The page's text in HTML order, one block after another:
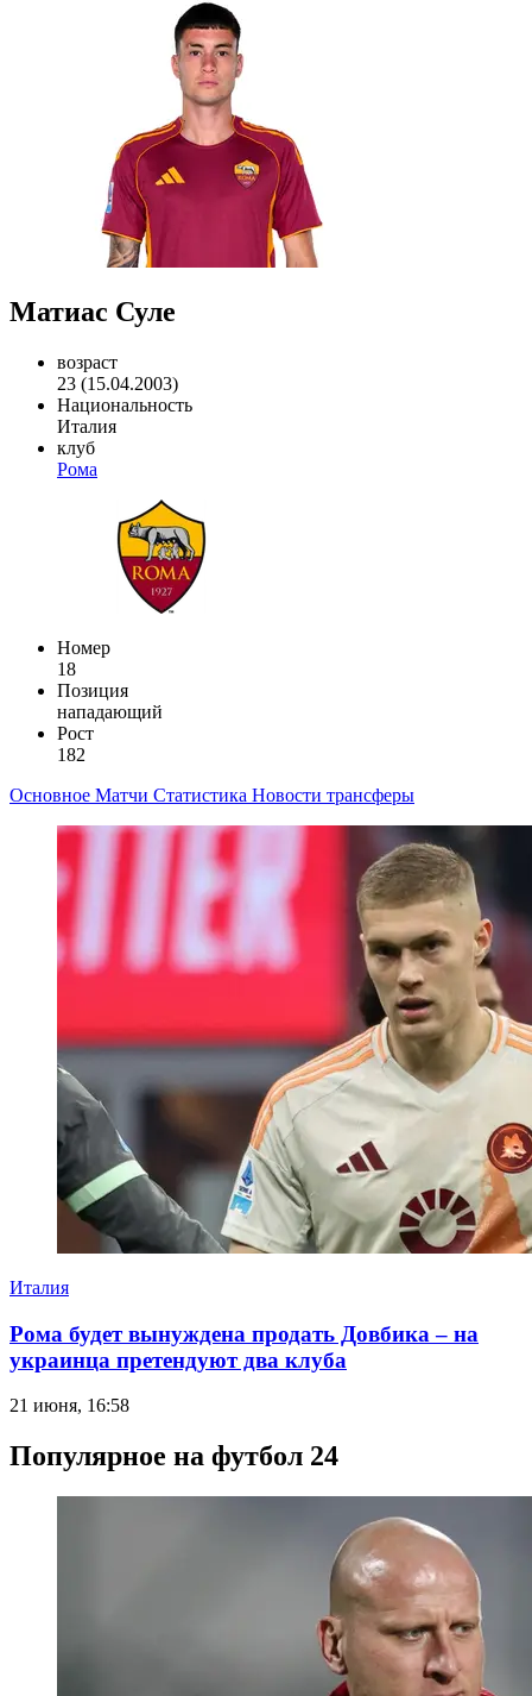
Матиас Суле
возраст
23 (15.04.2003)
Национальность
Италия
клуб
Рома
Номер
18
Позиция
нападающий
Рост
182
Основное Матчи Статистика Новости трансферы
Италия
Рома будет вынуждена продать Довбика – на
украинца претендуют два клуба
21 июня, 16:58
Популярное на футбол 24